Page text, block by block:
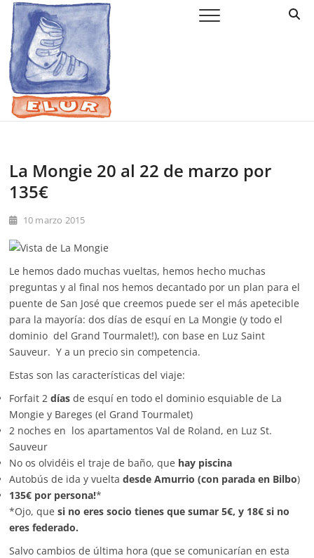
Saltar
contenido
Elur Taldea
EL CLUB DE ESQUÍ DE AMURRIO Y AYALA
La Mongie 20 al 22 de marzo por
135€
10 marzo 2015
Le hemos dado muchas vueltas, hemos hecho muchas
preguntas y al final nos hemos decantado por un plan para el
puente de San José que creemos puede ser el más apetecible
para la mayoría: dos días de esquí en La Mongie (y todo el
dominio del Grand Tourmalet!), con base en Luz Saint
Sauveur. Y a un precio sin competencia.
Estas son las características del viaje:
Forfait 2 días de esquí en todo el dominio esquiable de La
Mongie y Bareges (el Grand Tourmalet)
2 noches en los apartamentos Val de Roland, en Luz St.
Sauveur
No os olvidéis el traje de baño, que hay piscina
Autobús de ida y vueltadesde Amurrio (con parada en Bilbo)
135€ por persona!*
*Ojo, quesi no eres socio tienes que sumar 5€, y 18€ si no
eres federado.
Salvo cambios de última hora (que se comunicarían en esta